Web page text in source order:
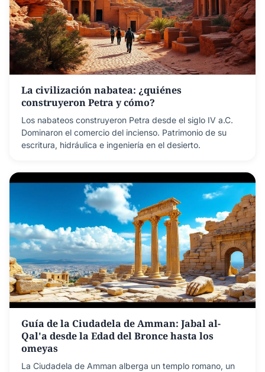
La civilización nabatea: ¿quiénes
construyeron Petra y cómo?
Los nabateos construyeron Petra desde el siglo IV a.C.
Dominaron el comercio del incienso. Patrimonio de su
escritura, hidráulica e ingeniería en el desierto.
Guía de la Ciudadela de Amman: Jabal al-
Qal'a desde la Edad del Bronce hasta los
omeyas
La Ciudadela de Amman alberga un templo romano, un